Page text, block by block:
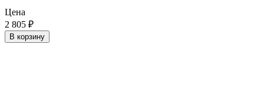
Цена
2 805 ₽
В корзину